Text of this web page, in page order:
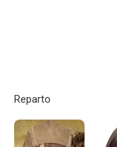
Reparto